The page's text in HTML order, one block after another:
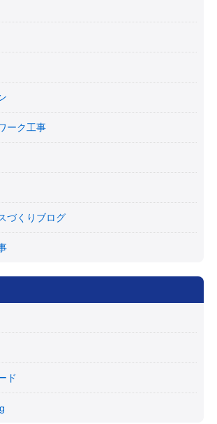
ーク工事
づくりブログ
ド